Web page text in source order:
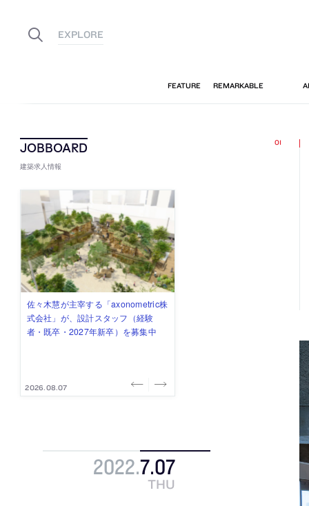
建築求人情報
佐々木慧が主宰する「axonometric株
式会社」が、設計スタッフ（経験
者・既卒・2027年新卒）を募集中
2026.08.07
古民家を軸に全国で“価値循環の仕組
み”を作り、リモートワーク主体の働
き方を実践する「株式会社つぎと」
2026.08.03
リノベる株式会社が、設計パートナ
ー (業務委託) を募集中
2026.08.03
社会への影響力のある建築を手掛
け、スタッフ同士で助け合う環境づ
くりも行う「E.A.S.T.architects」
2026.07.31
代官山を拠点に活動する「梅澤竜也 /
ALA INC.」が、設計スタッフ・アル
バイト・事務職を募集中
2026.07.30
2022.7.07
THU